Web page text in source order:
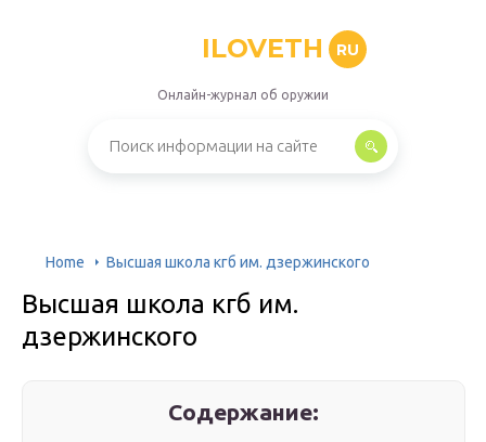
ILOVETH RU
Онлайн-журнал об оружии
Home Высшая школа кгб им. дзержинского
Высшая школа кгб им.
дзержинского
Содержание: